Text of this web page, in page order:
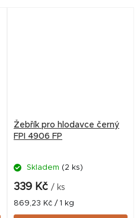
Žebřík pro hlodavce černý
FPI 4906 FP
Skladem (2 ks)
339 Kč / ks
Měrná
cena:
869,23 Kč / 1 kg